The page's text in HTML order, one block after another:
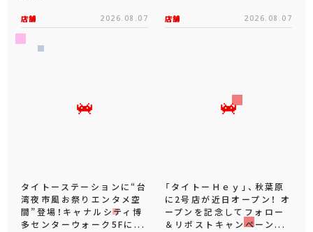
店舗 2026.08.07 店舗 2026.08.07
タイトーステーションに“台
湾夜市風お祭りエンタメ空
間”登場！キャナルシティ博
多センターウォーク5Fに...
「タイトーＨｅｙ」、秋葉原
に2号店が近日オープン！ オ
ープンを記念してフォロー
＆リポストキャンペーン...